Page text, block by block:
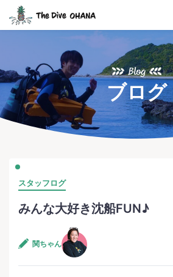
Blog
ブログ
スタッフログ
みんな大好き沈船FUN♪
関ちゃん